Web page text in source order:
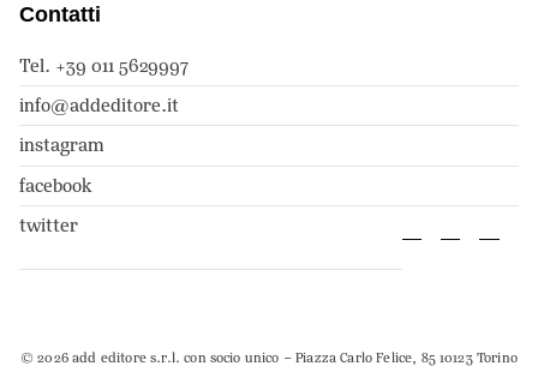
Contatti
Tel. +39 011 5629997
info@addeditore.it
instagram
facebook
twitter
© 2026 add editore s.r.l. con socio unico – Piazza Carlo Felice, 85 10123 Torino